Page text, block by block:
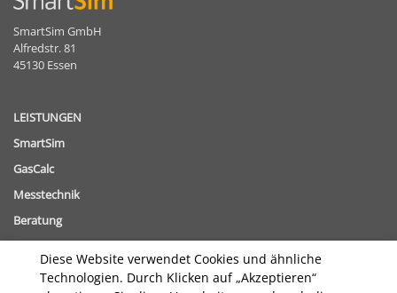
SmartSim GmbH
Alfredstr. 81
45130 Essen
LEISTUNGEN
SmartSim
GasCalc
Messtechnik
Beratung
THEMEN
Gasbeschaffenheitsverfolgung
Diese Website verwendet Cookies und ähnliche
Technologien. Durch Klicken auf „Akzeptieren“